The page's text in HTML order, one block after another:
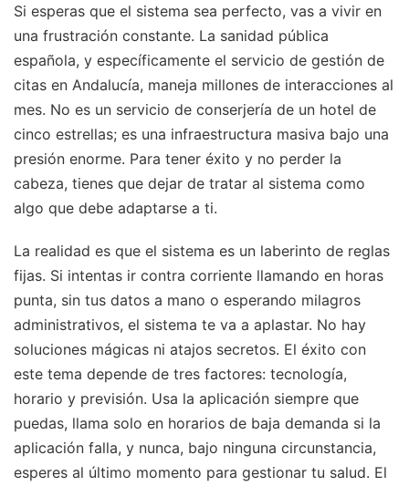
Si esperas que el sistema sea perfecto, vas a vivir en
una frustración constante. La sanidad pública
española, y específicamente el servicio de gestión de
citas en Andalucía, maneja millones de interacciones al
mes. No es un servicio de conserjería de un hotel de
cinco estrellas; es una infraestructura masiva bajo una
presión enorme. Para tener éxito y no perder la
cabeza, tienes que dejar de tratar al sistema como
algo que debe adaptarse a ti.
La realidad es que el sistema es un laberinto de reglas
fijas. Si intentas ir contra corriente llamando en horas
punta, sin tus datos a mano o esperando milagros
administrativos, el sistema te va a aplastar. No hay
soluciones mágicas ni atajos secretos. El éxito con
este tema depende de tres factores: tecnología,
horario y previsión. Usa la aplicación siempre que
puedas, llama solo en horarios de baja demanda si la
aplicación falla, y nunca, bajo ninguna circunstancia,
esperes al último momento para gestionar tu salud. El